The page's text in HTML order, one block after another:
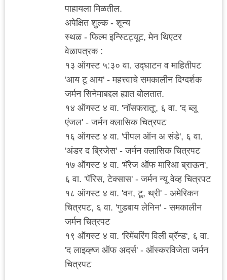
पाहायला मिळतील.
अपेक्षित शुल्क - शून्य
स्थळ - फिल्म इन्स्टिट्यूट, मेन थिएटर
वेळापत्रक :
१३ ऑगस्ट ५:३० वा. उद्घाटन व माहितीपट
'आय टू आय' - महत्त्वाचे समकालीन दिग्दर्शक
जर्मन सिनेमाबद्दल ह्यात बोलतात.
१४ ऑगस्ट ४ वा. 'नॉसफरातू', ६ वा. 'द ब्लू
एंजल' - जर्मन क्लासिक चित्रपट
१६ ऑगस्ट ४ वा. 'पीपल ऑन अ संडे', ६ वा.
'अंडर द ब्रिजेस' - जर्मन क्लासिक चित्रपट
१७ ऑगस्ट ४ वा. 'मॅरेज ऑफ मारिआ ब्राऊन',
६ वा. 'पॅरिस, टेक्सास' - जर्मन न्यू वेव्ह चित्रपट
१८ ऑगस्ट ४ वा. 'वन, टू, थ्री' - अमेरिकन
चित्रपट, ६ वा. 'गुडबाय लेनिन' - समकालीन
जर्मन चित्रपट
१९ ऑगस्ट ४ वा. 'रिमेंबरिंग विली ब्रॅन्ड', ६ वा.
'द लाइव्ह्ज ऑफ अदर्स' - ऑस्करविजेता जर्मन
चित्रपट